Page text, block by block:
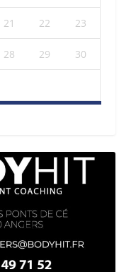
21 22 23
28 29 30